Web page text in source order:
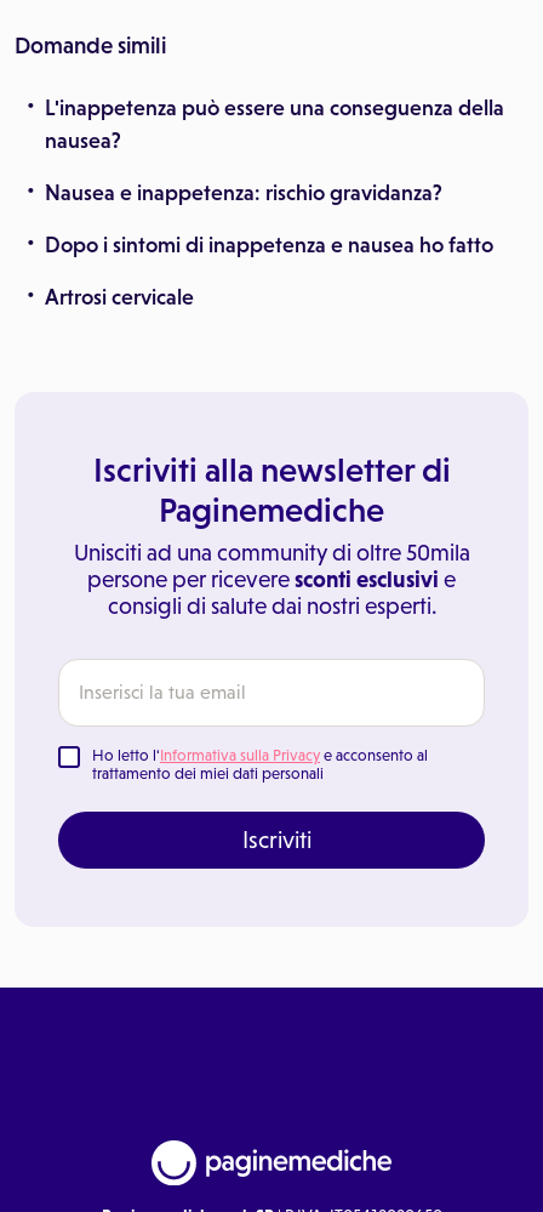
Domande simili
L'inappetenza può essere una conseguenza della
nausea?
Nausea e inappetenza: rischio gravidanza?
Dopo i sintomi di inappetenza e nausea ho fatto
Artrosi cervicale
Iscriviti alla newsletter di
Paginemediche
Unisciti ad una community di oltre 50mila
persone per riceveresconti esclusivi e
consigli di salute dai nostri esperti.
Ho letto l'Informativa sulla Privacy e acconsento al
trattamento dei miei dati personali
Iscriviti